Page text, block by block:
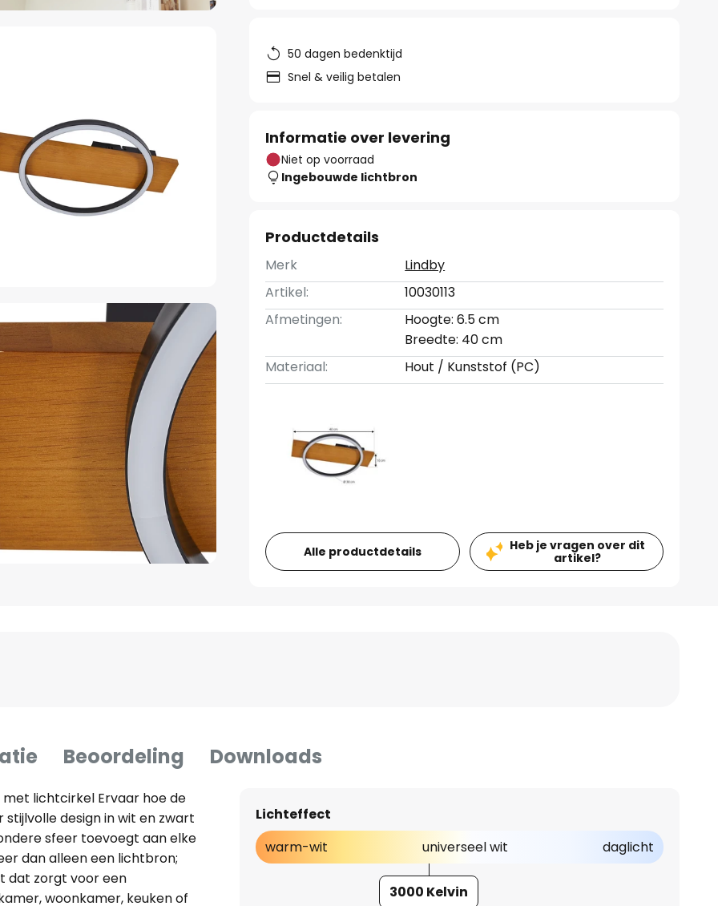
50 dagen bedenktijd
Snel & veilig betalen
Informatie over levering
Niet op voorraad
Ingebouwde lichtbron
Productdetails
Merk
Lindby
Artikel:
10030113
Afmetingen:
Hoogte: 6.5 cm
Breedte: 40 cm
Materiaal:
Hout / Kunststof (PC)
Alle productdetails
Heb je vragen over dit
artikel?
Beoordeling Downloads
lichtcirkel Ervaar hoe de
design in wit en zwart
sfeer toevoegt aan elke
dan alleen een lichtbron;
dat zorgt voor een
woonkamer, keuken of
Lichteffect
warm-wit
universeel wit daglicht
3000 Kelvin